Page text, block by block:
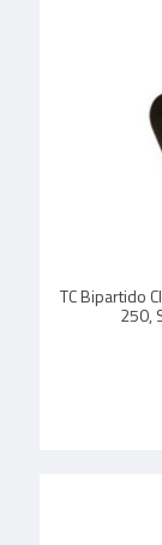
TC Bipartido
250,